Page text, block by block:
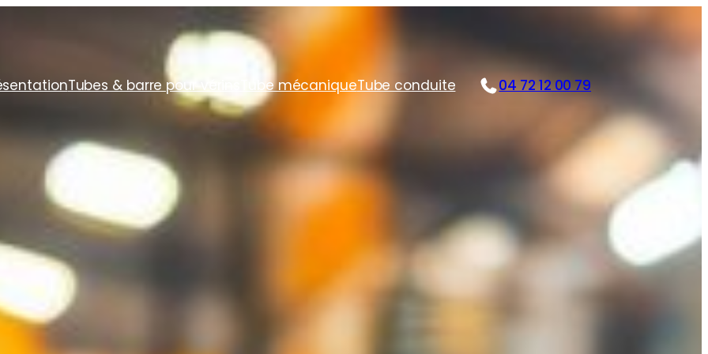
Tubes & barre pour vérins Tube mécaniqueTube conduite 04 72 12 00 79